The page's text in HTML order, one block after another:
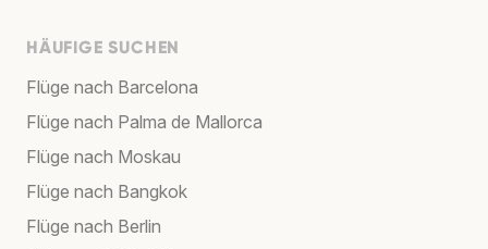
HÄUFIGE SUCHEN
Flüge nach Barcelona
Flüge nach Palma de Mallorca
Flüge nach Moskau
Flüge nach Bangkok
Flüge nach Berlin